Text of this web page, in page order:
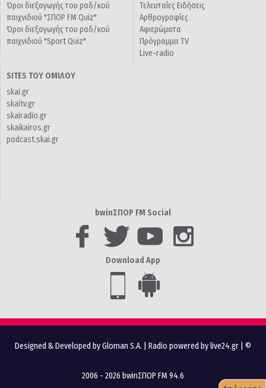
Όροι διεξαγωγής του ραδ/κού
παιχνιδιού "ΣΠΟΡ FM Quiz"
Όροι διεξαγωγής του ραδ/κού
παιχνιδιού "Sport Quiz"
Τελευταίες Ειδήσεις
Αρθρογραφίες
Αφιερώματα
Πρόγραμμα TV
Live-radio
SITES ΤΟΥ ΟΜΙΛΟΥ
skai.gr
skaitv.gr
skairadio.gr
skaikairos.gr
podcast.skai.gr
bwinΣΠΟΡ FM Social
Download App
Designed & Developed by Gloman S.A. Radio powered by live24.gr | ©
2006 - 2026 bwinΣΠΟΡ FM 94.6